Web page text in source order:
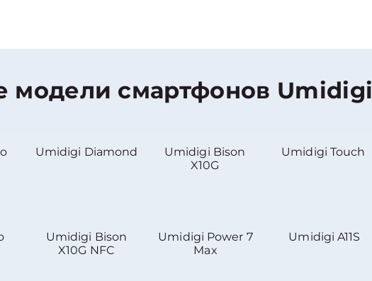
модели смартфонов Umidigi
Umidigi Diamond
Umidigi Bison
X10G
Umidigi Touch
Umidigi Bison
X10G NFC
Umidigi Power 7
Max
Umidigi A11S